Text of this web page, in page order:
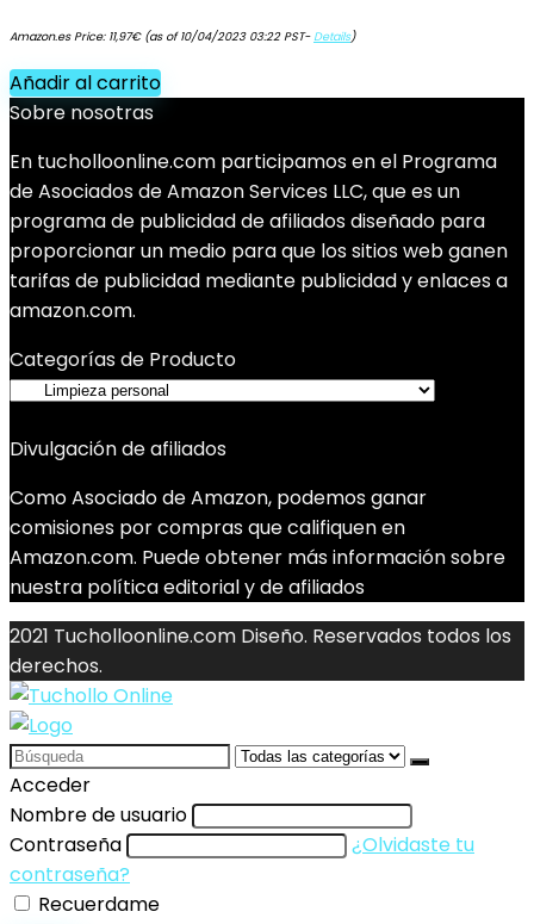
Amazon.es Price: 11,97€(as of 10/04/2023 03:22 PST-Details)
Añadir al carrito
Sobre nosotras
En tucholloonline.com participamos en el Programa
de Asociados de Amazon Services LLC, que es un
programa de publicidad de afiliados diseñado para
proporcionar un medio para que los sitios web ganen
tarifas de publicidad mediante publicidad y enlaces a
amazon.com.
Categorías de Producto
Divulgación de afiliados
Como Asociado de Amazon, podemos ganar
comisiones por compras que califiquen en
Amazon.com. Puede obtener más información sobre
nuestra política editorial y de afiliados
2021 Tucholloonline.com Diseño. Reservados todos los
derechos.
Search
for:
Acceder
Nombre de usuario
Contraseña
¿Olvidaste tu
contraseña?
Recuerdame